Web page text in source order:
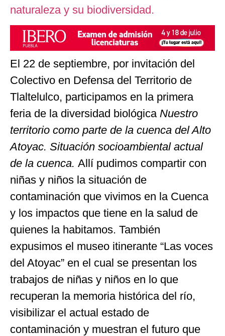
naturaleza y su biodiversidad.
El 22 de septiembre, por invitación del
Colectivo en Defensa del Territorio de
Tlaltelulco, participamos en la primera
feria de la diversidad biológica Nuestro
territorio como parte de la cuenca del Alto
Atoyac. Situación socioambiental actual
de la cuenca. Allí pudimos compartir con
niñas y niños la situación de
contaminación que vivimos en la Cuenca
y los impactos que tiene en la salud de
quienes la habitamos. También
expusimos el museo itinerante “Las voces
del Atoyac” en el cual se presentan los
trabajos de niñas y niños en lo que
recuperan la memoria histórica del río,
visibilizar el actual estado de
contaminación y muestran el futuro que